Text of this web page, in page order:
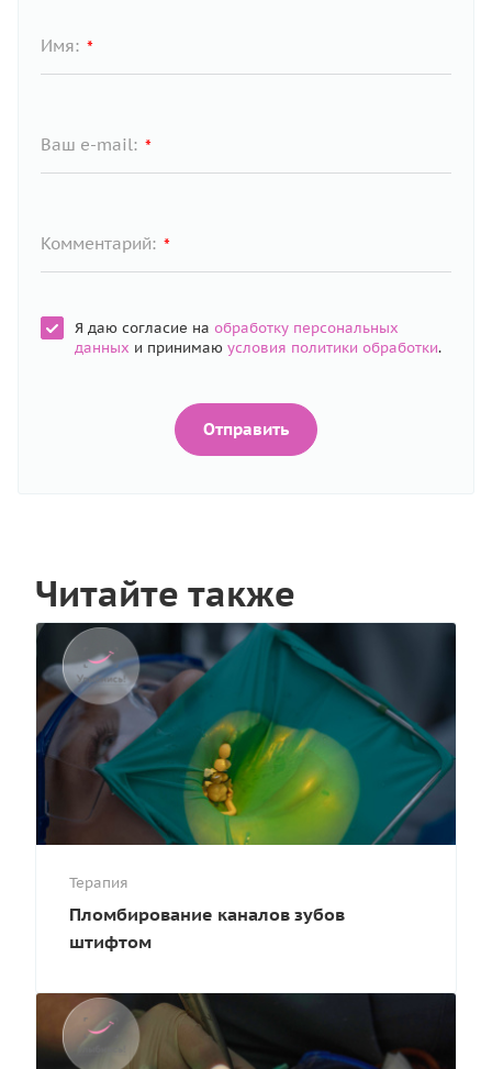
Имя: *
Ваш e-mail: *
Комментарий: *
Я даю согласие на обработку персональных
данных и принимаю условия политики обработки.
Отправить
Читайте также
Терапия
Пломбирование каналов зубов
штифтом